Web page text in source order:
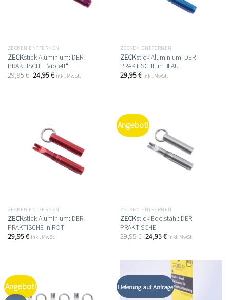
ZECKEN ENTFERNEN
ZECKstick Aluminium: DER
PRAKTISCHE „Violett“
29,95€ 24,95€ inkl. MwSt.
ZECKEN ENTFERNEN
ZECKstick Aluminium: DER
PRAKTISCHE in BLAU
29,95€ inkl. MwSt.
ZECKEN ENTFERNEN
ZECKstick Aluminium: DER
PRAKTISCHE in ROT
29,95€ inkl. MwSt.
Angebot!
ZECKEN ENTFERNEN
ZECKstick Edelstahl: DER
PRAKTISCHE
29,95€ 24,95€ inkl. MwSt.
Angebot! Lieferung auf Anfrage